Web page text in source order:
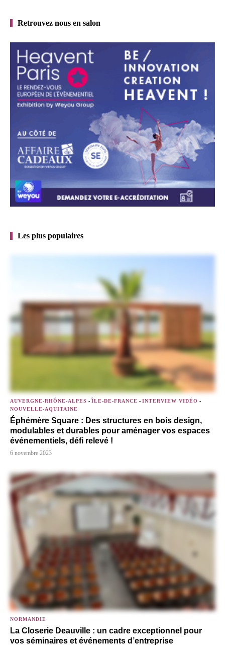
Retrouvez nous en salon
Les plus populaires
AUVERGNE-RHÔNE-ALPES - ÎLE-DE-FRANCE - INTERVIEW VIDÉO -
NOUVELLE-AQUITAINE
Éphémère Square : Des structures en bois design,
modulables et durables pour aménager vos espaces
événementiels, défi relevé !
6 novembre 2023
NORMANDIE
La Closerie Deauville : un cadre exceptionnel pour
vos séminaires et événements d’entreprise